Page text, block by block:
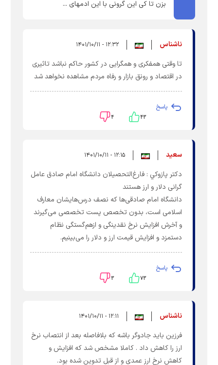
بزن تا کی این گرونی با این ادمهای ...
ناشناس ۱۲:۳۲ - ۱۴۰۱/۱۰/۱۱
تا وقتی همفکری و همگرایی در کشور حاکم نباشد تاثیری
در اقتصاد و رونق بازار و رفاه مردم مشاهده نخواهد شد
پاسخ
۴۳ ۴
سعيد ۱۲:۱۵ - ۱۴۰۱/۱۰/۱۱
دكتر پازوكي : فارغ‌التحصیلان دانشگاه امام صادق عامل
گرانی دلار و ارز هستند
دانشگاه امام صادقی‌ها که نصف درس‌هایشان معارف
اسلامی است، بدون تخصص پست تخصصی می‌گیرند
و آخرش افزایش نرخ نقدینگی و ازهم‌گستگی نظام
دستمزد و افزایش قیمت ارز و دلار را می‌بینیم.
پاسخ
۷۳ ۳
ناشناس ۱۲:۱۱ - ۱۴۰۱/۱۰/۱۱
فرزین باید جادوگر باشه که بلافاصله بعد از انتصاب نرخ
ارز را کاهش داد . کاملا مشخص شد که افزایش و
کاهش نرخ ارز عمدی و از قبل تدوین شده بود.